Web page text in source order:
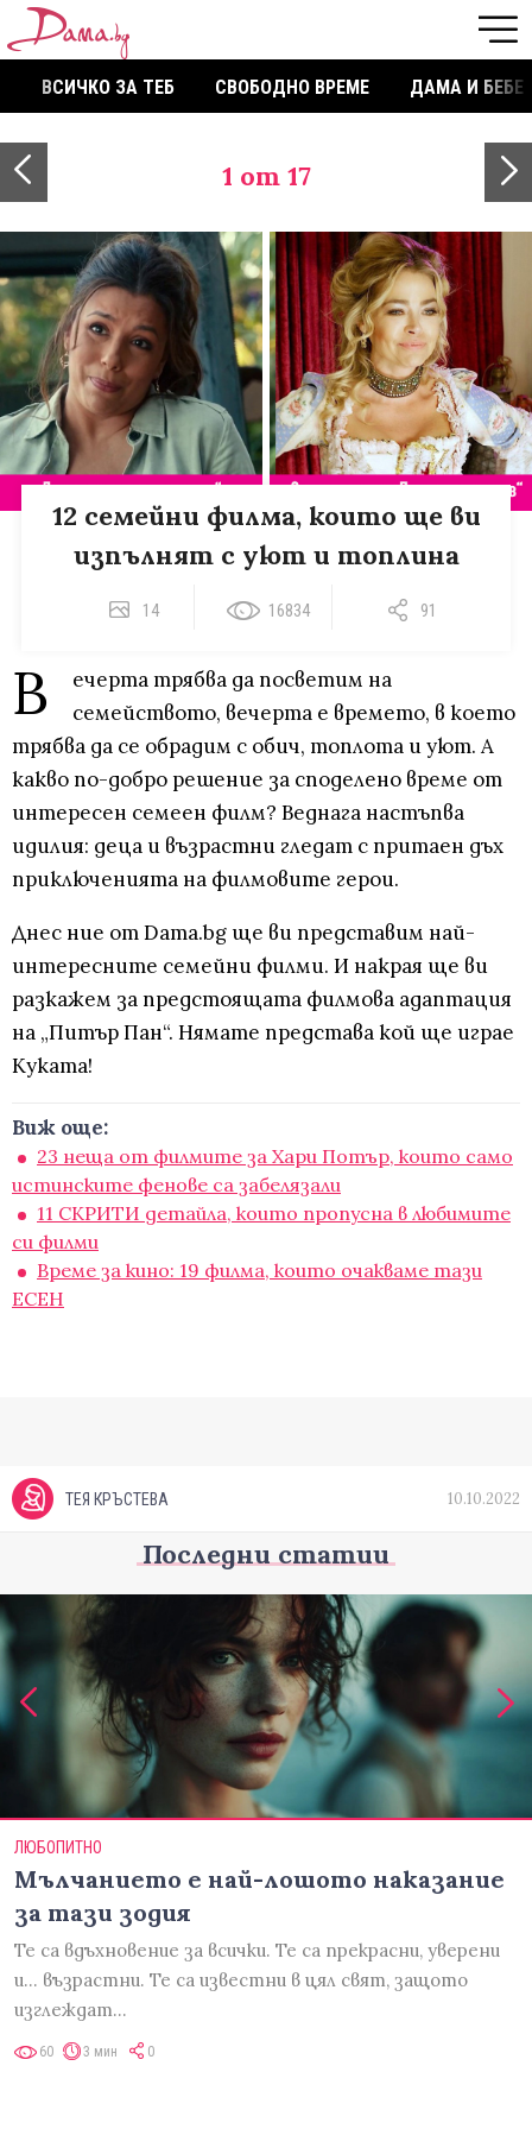
ВСИЧКО ЗА ТЕБ СВОБОДНО ВРЕМЕ ДАМА И БЕБЕ
1 от 17
12 семейни филма, които ще ви
изпълнят с уют и топлина
14 16834 91
В
ечерта трябва да посветим на
семейството, вечерта е времето, в което
трябва да се обрадим с обич, топлота и уют. А
какво по-добро решение за споделено време от
интересен семеен филм? Веднага настъпва
идилия: деца и възрастни гледат с притаен дъх
приключенията на филмовите герои.
Днес ние от Dama.bg ще ви представим най-
интересните семейни филми. И накрая ще ви
разкажем за предстоящата филмова адаптация
на „Питър Пан“. Нямате представа кой ще играе
Куката!
Виж още:
23 неща от филмите за Хари Потър, които само
истинските фенове са забелязали
11 СКРИТИ детайла, които пропусна в любимите
си филми
Време за кино: 19 филма, които очакваме тази
ЕСЕН
ТЕЯ КРЪСТЕВА 10.10.2022
Последни статии
ЛЮБОПИТНО
Мълчанието е най-лошото наказание
за тази зодия
Те са вдъхновение за всички. Те са прекрасни, уверени
и... възрастни. Те са известни в цял свят, защото
изглеждат…
60 3 мин 0